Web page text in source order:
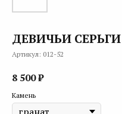
ДЕВИЧЬИ СЕРЬГИ
Артикул: 012-52
8 500₽
Камень